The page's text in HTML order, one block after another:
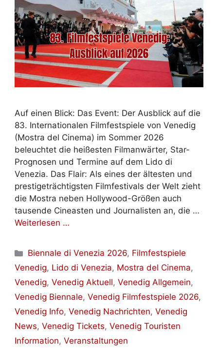
Auf einen Blick: Das Event: Der Ausblick auf die
83. Internationalen Filmfestspiele von Venedig
(Mostra del Cinema) im Sommer 2026
beleuchtet die heißesten Filmanwärter, Star-
Prognosen und Termine auf dem Lido di
Venezia. Das Flair: Als eines der ältesten und
prestigeträchtigsten Filmfestivals der Welt zieht
die Mostra neben Hollywood-Größen auch
tausende Cineasten und Journalisten an, die …
Weiterlesen …
Kategorien
Biennale di Venezia 2026, Filmfestspiele
Venedig, Lido di Venezia, Mostra del Cinema,
Venedig, Venedig Aktuell, Venedig Allgemein,
Venedig Biennale, Venedig Filmfestspiele 2026,
Venedig Info, Venedig Nachrichten, Venedig
News, Venedig Tickets, Venedig Touristen
Information, Veranstaltungen